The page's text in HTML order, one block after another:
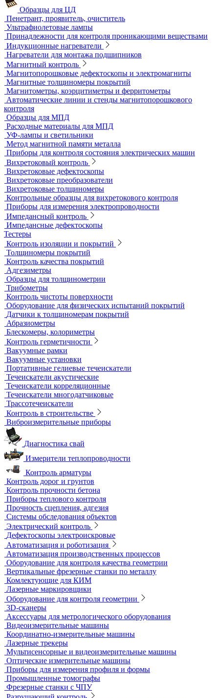
Универсальные твердомеры
Переносные твердомеры
Датчики для твердомеров
Дефектоскопы электролитические
Контроль проникающими веществами
Образцы для ЦД
Пенетрант, проявитель, очиститель
Ультрафиолетовые лампы
Принадлежности для контроля проникающими веществами
Индукционные нагреватели
Нагреватели для монтажа подшипников
Магнитный контроль
Магнитопорошковые дефектоскопы и электромагниты
Магнитные толщиномеры покрытий
Магнитометры, коэрцитиметры и ферритометры
Автоматические линии и стенды магнитопорошкового
контроля
Образцы для МПД
Расходные материалы для МПД
УФ-лампы и светильники
Метод магнитной памяти металла
Приборы для контроля состояния электрических машин
Вихретоковый контроль
Вихретоковые дефектоскопы
Вихретоковые преобразователи
Вихретоковые толщиномеры
Контрольные образцы для вихретокового контроля
Приборы для измерения электропроводности
Импедансный контроль
Импедансные дефектоскопы
Тестеры
Контроль изоляции и покрытий
Толщиномеры покрытий
Контроль качества покрытий
Адгезиметры
Образцы для толщинометрии
Трибометры
Контроль чистоты поверхности
Оборудование для физических испытаний покрытий
Датчики к толщиномерам покрытий
Абразиометры
Блескомеры, колориметры
Контроль герметичности
Вакуумные рамки
Вакуумные установки
Портативные гелиевые течеискатели
Течеискатели акустические
Течеискатели корреляционные
Течеискатели многодатчиковые
Трассотечеискатели
Контроль в строительстве
Виброизмерительные приборы
Диагностика свай
Измерители теплопроводности
Контроль арматуры
Контроль дорог и грунтов
Контроль прочности бетона
Приборы теплового контроля
Прочность сцепления, адгезия
Системы обследования объектов
Электрический контроль
Дефектоскопы электроискровые
Автоматизация и роботизация
Автоматизация производственных процессов
Оборудование для контроля качества геометрии
Вертикальные фрезерные станки по металлу
Комлектующие для КИМ
Лазерные маркировщики